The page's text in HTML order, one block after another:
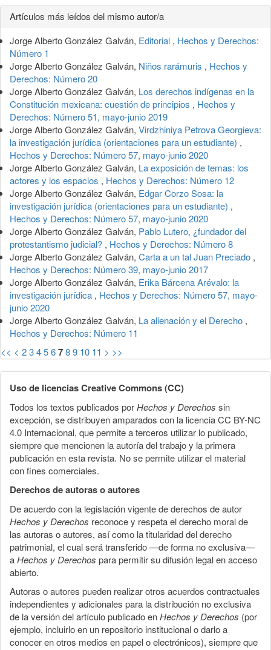
Detalles
del
artículo
Artículos más leídos del mismo autor/a
Jorge Alberto González Galván, Editorial , Hechos y Derechos:
Número 1
Jorge Alberto González Galván, Niños rarámuris , Hechos y
Derechos: Número 20
Jorge Alberto González Galván, Los derechos indígenas en la
Constitución mexicana: cuestión de principios , Hechos y
Derechos: Número 51, mayo-junio 2019
Jorge Alberto González Galván, Virdzhiniya Petrova Georgieva:
la investigación jurídica (orientaciones para un estudiante) ,
Hechos y Derechos: Número 57, mayo-junio 2020
Jorge Alberto González Galván, La exposición de temas: los
actores y los espacios , Hechos y Derechos: Número 12
Jorge Alberto González Galván, Edgar Corzo Sosa: la
investigación jurídica (orientaciones para un estudiante) ,
Hechos y Derechos: Número 57, mayo-junio 2020
Jorge Alberto González Galván, Pablo Lutero, ¿fundador del
protestantismo judicial? , Hechos y Derechos: Número 8
Jorge Alberto González Galván, Carta a un tal Juan Preciado ,
Hechos y Derechos: Número 39, mayo-junio 2017
Jorge Alberto González Galván, Erika Bárcena Arévalo: la
investigación jurídica , Hechos y Derechos: Número 57, mayo-
junio 2020
Jorge Alberto González Galván, La alienación y el Derecho ,
Hechos y Derechos: Número 11
<< < 23456789 10 11 > >>
Uso de licencias Creative Commons (CC)
Todos los textos publicados porHechos y Derechos sin
excepción, se distribuyen amparados con la licencia CC BY-NC
4.0 Internacional, que permite a terceros utilizar lo publicado,
siempre que mencionen la autoría del trabajo y la primera
publicación en esta revista. No se permite utilizar el material
con fines comerciales.
Derechos de autoras o autores
De acuerdo con la legislación vigente de derechos de autor
Hechos y Derechos reconoce y respeta el derecho moral de
las autoras o autores, así como la titularidad del derecho
patrimonial, el cual será transferido —de forma no exclusiva—
aHechos y Derechos para permitir su difusión legal en acceso
abierto.
Autoras o autores pueden realizar otros acuerdos contractuales
independientes y adicionales para la distribución no exclusiva
de la versión del artículo publicado enHechos y Derechos (por
ejemplo, incluirlo en un repositorio institucional o darlo a
conocer en otros medios en papel o electrónicos), siempre que